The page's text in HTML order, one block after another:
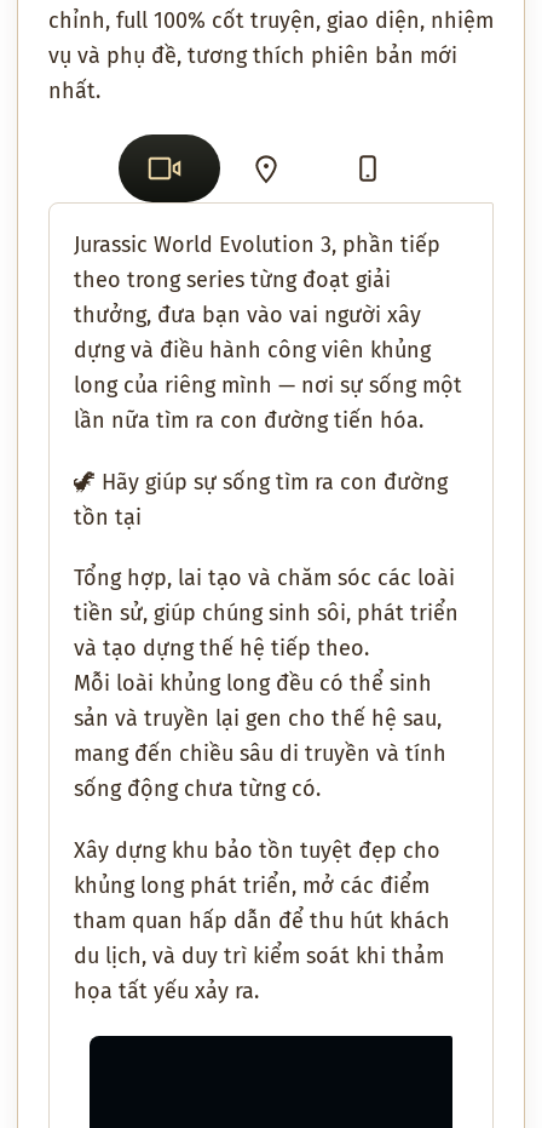
chỉnh, full 100% cốt truyện, giao diện, nhiệm
vụ và phụ đề, tương thích phiên bản mới
nhất.
Jurassic World Evolution 3, phần tiếp
theo trongseries từng đoạt giải
thưởng, đưa bạn vào vai người xây
dựng và điều hành công viên khủng
long của riêng mình — nơi sự sống một
lần nữa tìm ra con đường tiến hóa.
🦖 Hãy giúp sự sống tìm ra con đường
tồn tại
Tổng hợp, lai tạo và chăm sóc các loài
tiền sử, giúp chúngsinh sôi, phát triển
và tạo dựng thế hệ tiếp theo.
Mỗi loài khủng long đều có thể sinh
sản và truyền lại gen cho thế hệ sau,
mang đến chiều sâu di truyền và tính
sống động chưa từng có.
Xây dựng khu bảo tồn tuyệt đẹp cho
khủng long phát triển, mở các điểm
tham quan hấp dẫn để thu hút khách
du lịch, và duy trì kiểm soát khi thảm
họa tất yếu xảy ra.